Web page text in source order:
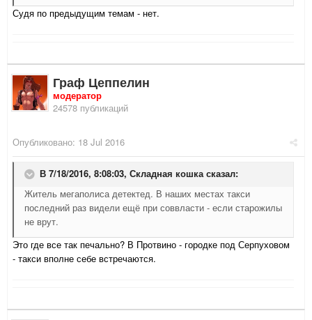
Судя по предыдущим темам - нет.
Граф Цеппелин
модератор
24578 публикаций
Опубликовано: 18 Jul 2016
В 7/18/2016, 8:08:03, Складная кошкасказал:
Житель мегаполиса детектед. В наших местах такси
последний раз видели ещё при соввласти - если старожилы
не врут.
Это где все так печально? В Протвино - городке под Серпуховом
- такси вполне себе встречаются.